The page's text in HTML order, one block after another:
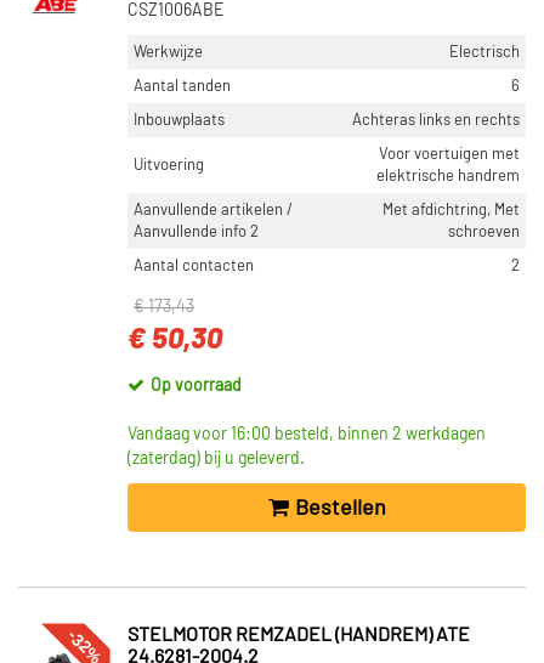
CSZ1006ABE
Werkwijze
Electrisch
Aantal tanden
6
Inbouwplaats
Achteras links en rechts
Uitvoering
Voor voertuigen met
elektrische handrem
Aanvullende artikelen /
Aanvullende info 2
Met afdichtring, Met
schroeven
Aantal contacten
2
€ 173,43
€ 50,30
Op voorraad
Vandaag voor 16:00 besteld, binnen 2 werkdagen
(zaterdag) bij u geleverd.
Bestellen
-32%
STELMOTOR REMZADEL (HANDREM) ATE
24.6281-2004.2